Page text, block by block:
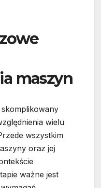
maszyn
wielu
wszystkim
oraz jej
ważne jest